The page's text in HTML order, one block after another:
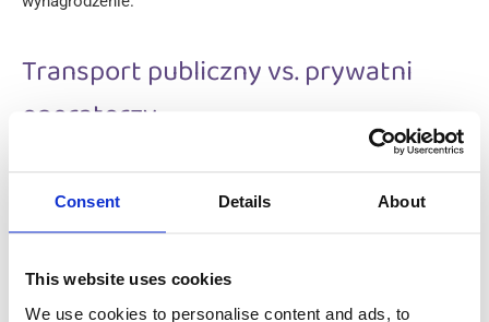
Consent Details About
This website uses cookies
We use cookies to personalise content and ads, to
Transport publiczny vs. prywatni
operatorzy
Kierowcy autobusów zatrudnieni przezpubliczne firmy
transportowe zazwyczaj otrzymują bardziej stabilne
stanowiska oferują zwykle niższe wynagrodzenie
początkowe, ale zapewniają bezpieczeństwo i potencjał do
długoterminowych podwyżek i awansów.